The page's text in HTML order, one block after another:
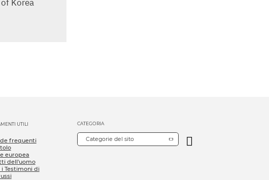
Korea
UTILI
frequenti
europea
dell'uomo
i Testimoni di
CATEGORIA
Categorie del sito